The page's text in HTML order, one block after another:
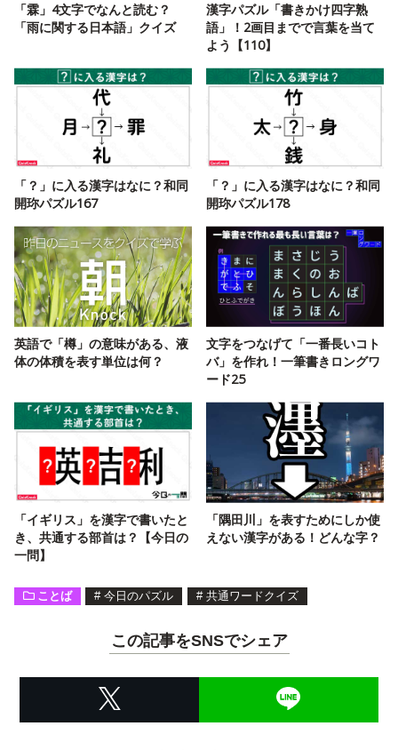
「霖」4文字でなんと読む？
「雨に関する日本語」クイズ
漢字パズル「書きかけ四字熟
語」！2画目までで言葉を当て
よう【110】
「？」に入る漢字はなに？和同
開珎パズル167
「？」に入る漢字はなに？和同
開珎パズル178
英語で「樽」の意味がある、液
体の体積を表す単位は何？
文字をつなげて「一番長いコト
バ」を作れ！一筆書きロングワ
ード25
「イギリス」を漢字で書いたと
き、共通する部首は？【今日の
一問】
「隅田川」を表すためにしか使
えない漢字がある！どんな字？
ことば # 今日のパズル # 共通ワードクイズ
この記事をSNSでシェア